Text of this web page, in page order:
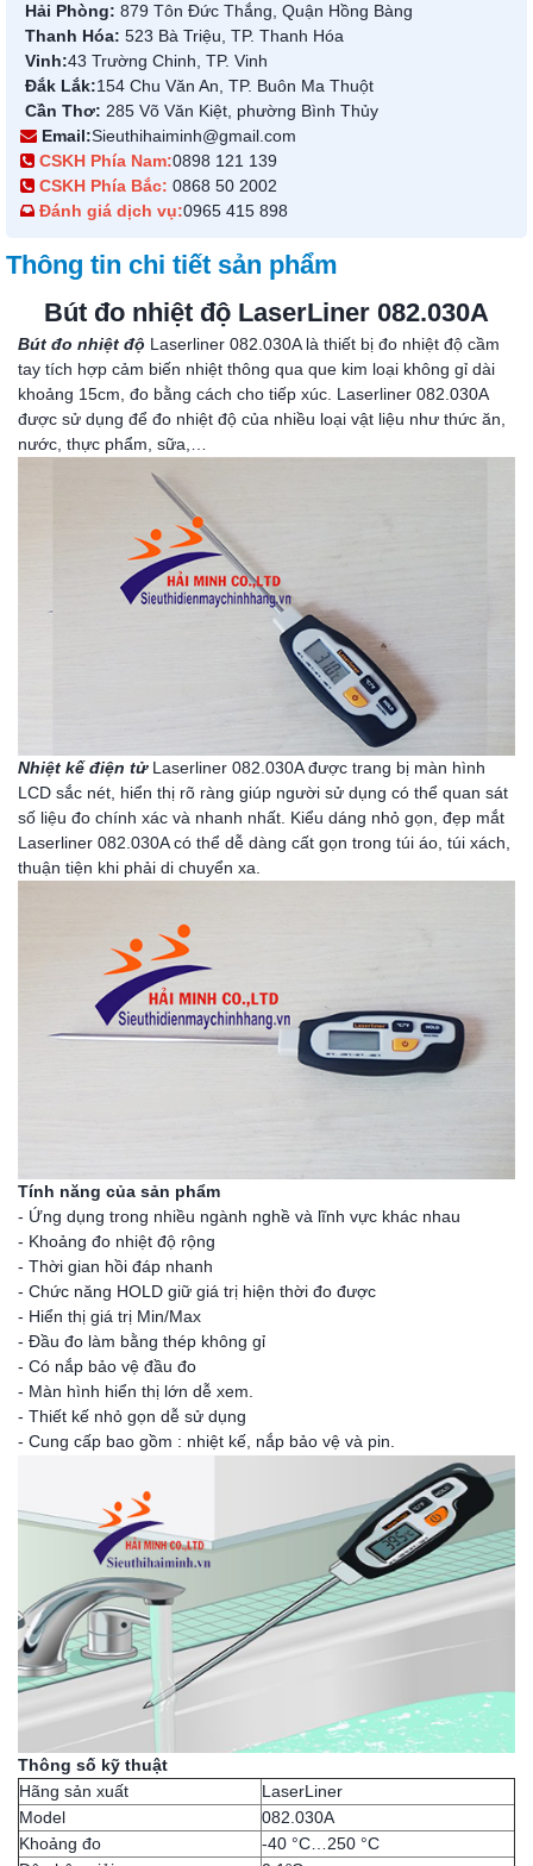
Hải Phòng: 879 Tôn Đức Thắng, Quận Hồng Bàng
Thanh Hóa: 523 Bà Triệu, TP. Thanh Hóa
Vinh:43 Trường Chinh, TP. Vinh
Đắk Lắk:154 Chu Văn An, TP. Buôn Ma Thuột
Cần Thơ: 285 Võ Văn Kiệt, phường Bình Thủy
Email:Sieuthihaiminh@gmail.com
CSKH Phía Nam:0898 121 139
CSKH Phía Bắc: 0868 50 2002
Đánh giá dịch vụ:0965 415 898
Thông tin chi tiết sản phẩm
Bút đo nhiệt độ LaserLiner 082.030A
Bút đo nhiệt độ Laserliner 082.030A là thiết bị đo nhiệt độ cầm
tay tích hợp cảm biến nhiệt thông qua que kim loại không gỉ dài
khoảng 15cm, đo bằng cách cho tiếp xúc. Laserliner 082.030A
được sử dụng để đo nhiệt độ của nhiều loại vật liệu như thức ăn,
nước, thực phẩm, sữa,…
Nhiệt kế điện tửLaserliner 082.030A được trang bị màn hình
LCD sắc nét, hiển thị rõ ràng giúp người sử dụng có thể quan sát
số liệu đo chính xác và nhanh nhất. Kiểu dáng nhỏ gọn, đẹp mắt
Laserliner 082.030A có thể dễ dàng cất gọn trong túi áo, túi xách,
thuận tiện khi phải di chuyển xa.
Tính năng của sản phẩm
- Ứng dụng trong nhiều ngành nghề và lĩnh vực khác nhau
- Khoảng đo nhiệt độ rộng
- Thời gian hồi đáp nhanh
- Chức năng HOLD giữ giá trị hiện thời đo được
- Hiển thị giá trị Min/Max
- Đầu đo làm bằng thép không gỉ
- Có nắp bảo vệ đầu đo
- Màn hình hiển thị lớn dễ xem.
- Thiết kế nhỏ gọn dễ sử dụng
- Cung cấp bao gồm : nhiệt kế, nắp bảo vệ và pin.
Thông số kỹ thuật
Hãng sản xuất
LaserLiner
Model
082.030A
Khoảng đo
-40 °C…250 °C